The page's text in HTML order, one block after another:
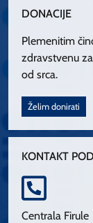
DONACIJE
Plemenitim
zdravstvenu
od srca.
Želim donirati
KONTAKT
Centrala Firule